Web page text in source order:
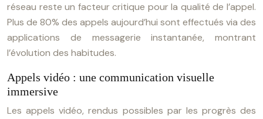
réseau reste un facteur critique pour la qualité de l’appel.
Plus de 80% des appels aujourd’hui sont effectués via des
applications de messagerie instantanée, montrant
l’évolution des habitudes.
Appels vidéo : une communication visuelle
immersive
Les appels vidéo, rendus possibles par les progrès des